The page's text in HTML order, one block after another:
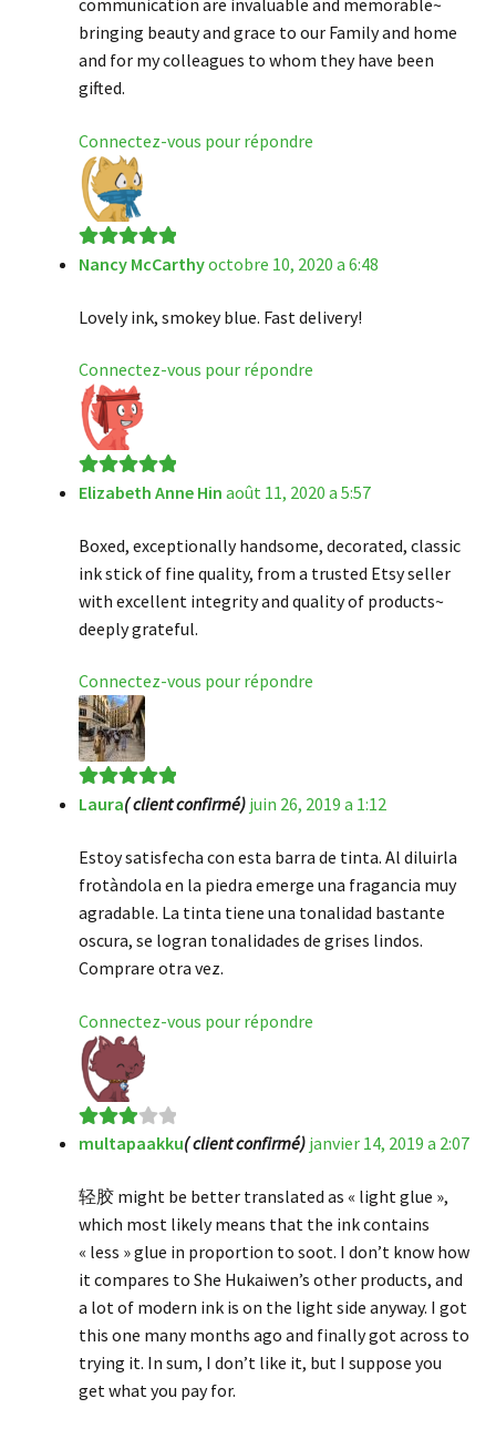
communication are invaluable and memorable~
bringing beauty and grace to our Family and home
and for my colleagues to whom they have been
gifted.
Connectez-vous pour répondre
Note5sur 5
Nancy McCarthyoctobre 10, 2020 a 6:48
Lovely ink, smokey blue. Fast delivery!
Connectez-vous pour répondre
Note5sur 5
Elizabeth Anne Hin août 11, 2020 a 5:57
Boxed, exceptionally handsome, decorated, classic
ink stick of fine quality, from a trusted Etsy seller
with excellent integrity and quality of products~
deeply grateful.
Connectez-vous pour répondre
Note5sur 5
Laura( client confirmé) juin 26, 2019 a 1:12
Estoy satisfecha con esta barra de tinta. Al diluirla
frotàndola en la piedra emerge una fragancia muy
agradable. La tinta tiene una tonalidad bastante
oscura, se logran tonalidades de grises lindos.
Comprare otra vez.
Connectez-vous pour répondre
Note3
multapaakku( client confirmé) janvier 14, 2019 a 2:07
轻胶 might be better translated as « light glue »,
which most likely means that the ink contains
« less » glue in proportion to soot. I don’t know how
it compares to She Hukaiwen’s other products, and
a lot of modern ink is on the light side anyway. I got
this one many months ago and finally got across to
trying it. In sum, I don’t like it, but I suppose you
get what you pay for.